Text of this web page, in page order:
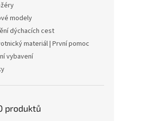
modely
dýchacích cest
materiál | První pomoc
vybavení
produktů